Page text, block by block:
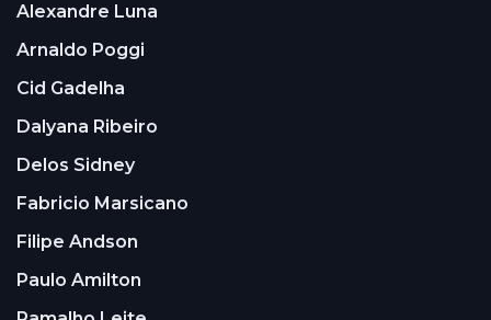
Alexandre Luna
Arnaldo Poggi
Cid Gadelha
Dalyana Ribeiro
Delos Sidney
Fabricio Marsicano
Filipe Andson
Paulo Amilton